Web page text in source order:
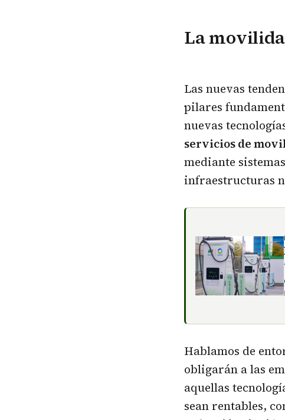
La
Las nuevas
pilares
nuevas
servicios de
mediante
infraestructuras
Hablamos de
obligarán a las
aquellas
sean rentables,